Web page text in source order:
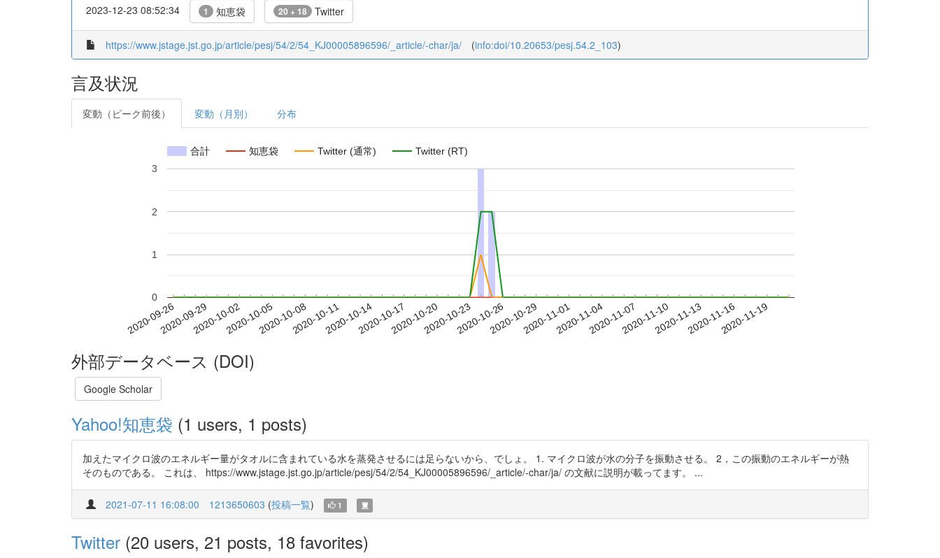
2023-12-23 08:52:34 1 知恵袋 20 + 18 Twitter
https://www.jstage.jst.go.jp/article/pesj/54/2/54_KJ00005896596/_article/-char/ja/ (info:doi/10.20653/pesj.54.2_103)
言及状況
変動（ピーク前後） 変動（月別） 分布
合計 知恵袋 Twitter (通常) Twitter (RT)
2020-09-262020-09-292020-10-022020-10-052020-10-082020-10-112020-10-142020-10-172020-10-202020-10-232020-10-262020-10-292020-11-012020-11-042020-11-072020-11-102020-11-132020-11-162020-11-19
0
1
2
3
外部データベース (DOI)
Google Scholar
Yahoo!知恵袋 (1 users, 1 posts)
加えたマイクロ波のエネルギー量がタオルに含まれている水を蒸発させるには足らないから、でしょ。 1. マイクロ波が水の分子を振動させる。 2，この振動のエネルギーが熱
そのものである。 これは、 https://www.jstage.jst.go.jp/article/pesj/54/2/54_KJ00005896596/_article/-char/ja/ の文献に説明が載ってます。 ...
2021-07-11 16:08:00 1213650603 (投稿一覧) 1
Twitter (20 users, 21 posts, 18 favorites)